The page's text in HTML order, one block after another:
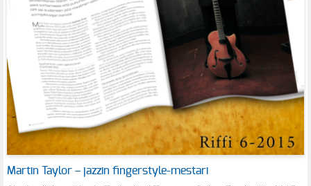
Martin Taylor – jazzin fingerstyle-mestari